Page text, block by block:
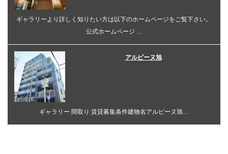
ギャラリーより詳しく知りたい方は以下のホームページをご覧下さい。
公式ホームページ …
アルピーヌ旭
ギャラリー 間取り 賃貸募集条件建物名アルピーヌ旭…